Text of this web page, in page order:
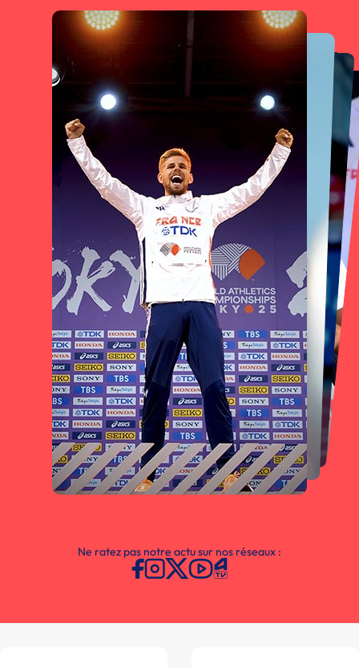
Ne ratez pas notre actu sur nos réseaux :